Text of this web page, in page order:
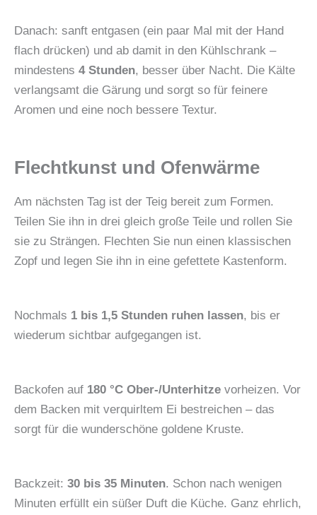
Danach: sanft entgasen (ein paar Mal mit der Hand
flach drücken) und ab damit in den Kühlschrank –
mindestens 4 Stunden, besser über Nacht. Die Kälte
verlangsamt die Gärung und sorgt so für feinere
Aromen und eine noch bessere Textur.
Flechtkunst und Ofenwärme
Am nächsten Tag ist der Teig bereit zum Formen.
Teilen Sie ihn in drei gleich große Teile und rollen Sie
sie zu Strängen. Flechten Sie nun einen klassischen
Zopf und legen Sie ihn in eine gefettete Kastenform.
Nochmals 1 bis 1,5 Stunden ruhen lassen, bis er
wiederum sichtbar aufgegangen ist.
Backofen auf 180 °C Ober-/Unterhitze vorheizen. Vor
dem Backen mit verquirltem Ei bestreichen – das
sorgt für die wunderschöne goldene Kruste.
Backzeit: 30 bis 35 Minuten. Schon nach wenigen
Minuten erfüllt ein süßer Duft die Küche. Ganz ehrlich,